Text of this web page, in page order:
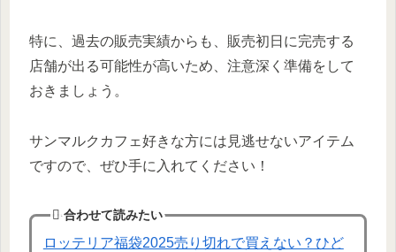
特に、過去の販売実績からも、販売初日に完売する
店舗が出る可能性が高いため、注意深く準備をして
おきましょう。
サンマルクカフェ好きな方には見逃せないアイテム
ですので、ぜひ手に入れてください！
合わせて読みたい
ロッテリア福袋2025売り切れで買えない？ひど